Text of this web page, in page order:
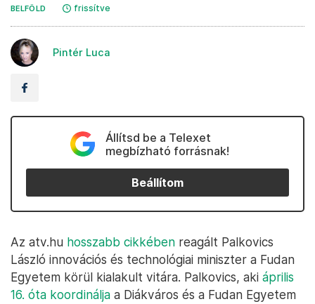
BELFÖLD frissítve
Pintér Luca
Állítsd be a Telexet
megbízható forrásnak!
Beállítom
Az atv.hu hosszabb cikkében reagált Palkovics
László innovációs és technológiai miniszter a Fudan
Egyetem körül kialakult vitára. Palkovics, aki április
16. óta koordinálja a Diákváros és a Fudan Egyetem